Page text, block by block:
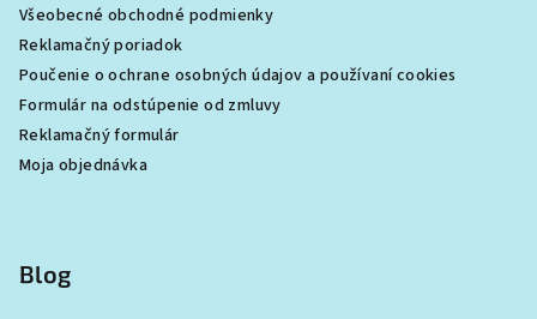
Všeobecné obchodné podmienky
Reklamačný poriadok
Poučenie o ochrane osobných údajov a používaní cookies
Formulár na odstúpenie od zmluvy
Reklamačný formulár
Moja objednávka
Blog